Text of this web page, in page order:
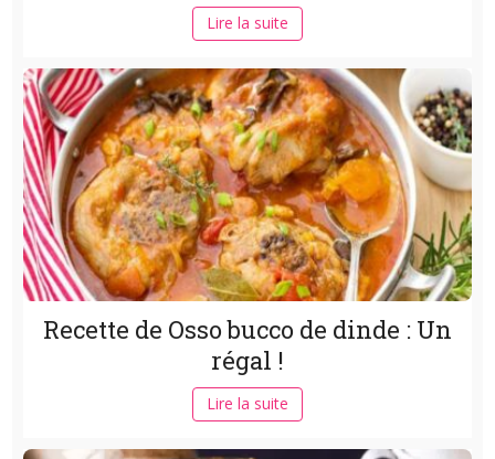
Lire la suite
Recette de Osso bucco de dinde : Un
régal !
Lire la suite